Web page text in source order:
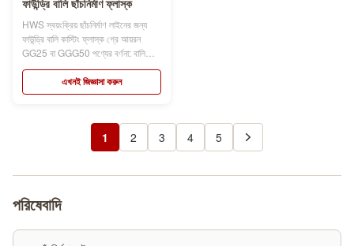
ফাউন্ড্রি বালি ছাঁচনির্মাণ ফ্লাস্ক
HWS স্বয়ংক্রিয় ছাঁচনির্মাণ লাইনের জন্য
ফাউন্ড্রি বালি কাস্টিং ফ্লাস্ক গ্রে আয়রন
GG25 বা GGG50 পণ্যের বর্ণনা: বালি
ফ্লাস্কগুলি ছাঁচনির্মাণ বাক্স, ছাঁচনির্মাণ ফ্লাস্ক,
ছাঁচ ফাস্ক, বালি ফ্লাস্ক, বালি বাক্স নামেও
পরিচিত, যা স্বয়ংক্রিয় বা ডেমি-স্বয়ংক্রিয়
এখনই জিজ্ঞাসা করুন
1 2 3 4 5
পরিষেবাদি